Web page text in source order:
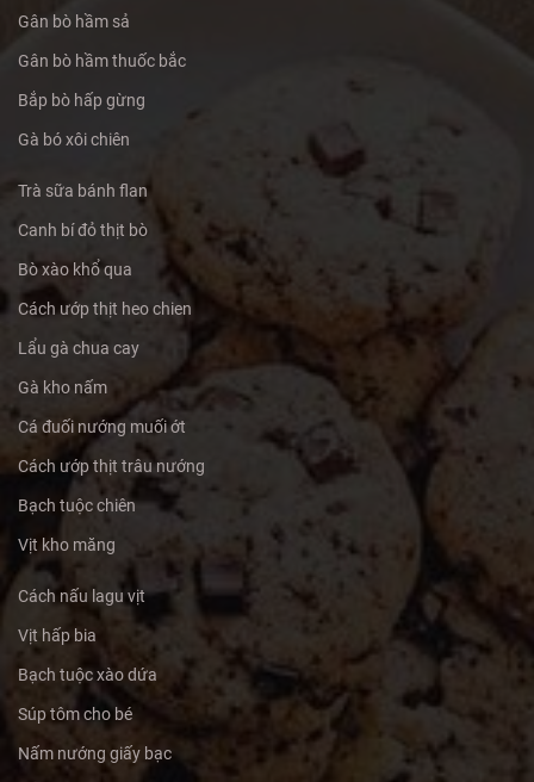
Gân bò hầm sả
Gân bò hầm thuốc bắc
Bắp bò hấp gừng
Gà bó xôi chiên
Trà sữa bánh flan
Canh bí đỏ thịt bò
Bò xào khổ qua
Cách ướp thịt heo chien
Lẩu gà chua cay
Gà kho nấm
Cá đuối nướng muối ớt
Cách ướp thịt trâu nướng
Bạch tuộc chiên
Vịt kho măng
Cách nấu lagu vịt
Vịt hấp bia
Bạch tuộc xào dứa
Súp tôm cho bé
Nấm nướng giấy bạc